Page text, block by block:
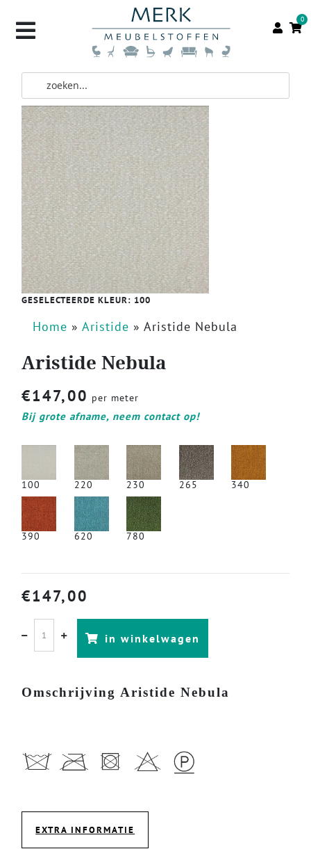
0
GESELECTEERDE KLEUR: 100
Home » Aristide » Aristide Nebula
Aristide Nebula
€147,00 per meter
Bij grote afname, neem contact op!
100 220 230 265 340
390 620 780
€147,00
in winkelwagen
Omschrijving Aristide Nebula
EXTRA INFORMATIE